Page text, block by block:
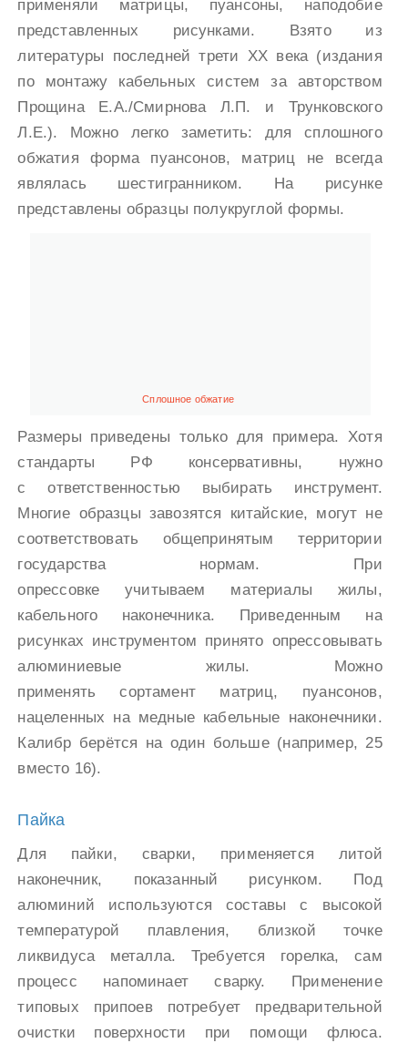
применяли матрицы, пуансоны, наподобие
представленных рисунками. Взято из
литературы последней трети XX века (издания
по монтажу кабельных систем за авторством
Прощина Е.А./Смирнова Л.П. и Трунковского
Л.Е.). Можно легко заметить: для сплошного
обжатия форма пуансонов, матриц не всегда
являлась шестигранником. На рисунке
представлены образцы полукруглой формы.
Сплошное обжатие
Размеры приведены только для примера. Хотя
стандарты РФ консервативны, нужно
с ответственностью выбирать инструмент.
Многие образцы завозятся китайские, могут не
соответствовать общепринятым территории
государства нормам. При
опрессовке учитываем материалы жилы,
кабельного наконечника. Приведенным на
рисунках инструментом принято опрессовывать
алюминиевые жилы. Можно
применять сортамент матриц, пуансонов,
нацеленных на медные кабельные наконечники.
Калибр берётся на один больше (например, 25
вместо 16).
Пайка
Для пайки, сварки, применяется литой
наконечник, показанный рисунком. Под
алюминий используются составы с высокой
температурой плавления, близкой точке
ликвидуса металла. Требуется горелка, сам
процесс напоминает сварку. Применение
типовых припоев потребует предварительной
очистки поверхности при помощи флюса.